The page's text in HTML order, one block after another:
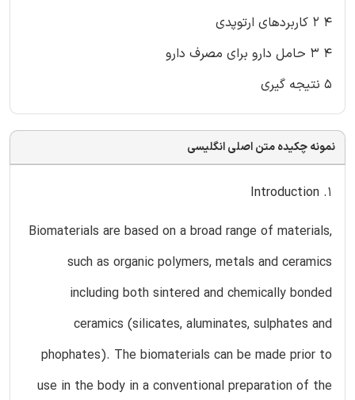
۴ ۲ کاربردهای ارتوپدی
۴ ۳ حامل دارو برای مصرف دارو
۵ نتیجه گیری
نمونه چکیده متن اصلی انگلیسی
1. Introduction
Biomaterials are based on a broad range of materials,
such as organic polymers, metals and ceramics
including both sintered and chemically bonded
ceramics (silicates, aluminates, sulphates and
phophates). The biomaterials can be made prior to
use in the body in a conventional preparation of the